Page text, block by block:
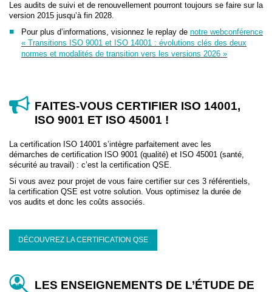
Les audits de suivi et de renouvellement pourront toujours se faire sur la
version 2015 jusqu’à fin 2028.
Pour plus d’informations, visionnez le replay de notre webconférence
« Transitions ISO 9001 et ISO 14001 : évolutions clés des deux
normes et modalités de transition vers les versions 2026 »
FAITES-VOUS CERTIFIER ISO 14001,
ISO 9001 ET ISO 45001 !
La certification ISO 14001 s’intègre parfaitement avec les
démarches de certification ISO 9001 (qualité) et ISO 45001 (santé,
sécurité au travail) : c’est la certification QSE.
Si vous avez pour projet de vous faire certifier sur ces 3 référentiels,
la certification QSE est votre solution. Vous optimisez la durée de
vos audits et donc les coûts associés.
DÉCOUVREZ LA CERTIFICATION QSE
LES ENSEIGNEMENTS DE L’ÉTUDE DE